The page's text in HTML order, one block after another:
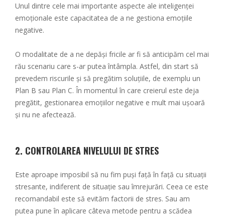
Unul dintre cele mai importante aspecte ale inteligenței
emoționale este capacitatea de a ne gestiona emoțiile
negative.
O modalitate de a ne depăși fricile ar fi să anticipăm cel mai
rău scenariu care s-ar putea întâmpla. Astfel, din start să
prevedem riscurile și să pregătim soluțiile, de exemplu un
Plan B sau Plan C. În momentul în care creierul este deja
pregătit, gestionarea emoțiilor negative e mult mai ușoară
și nu ne afectează.
2. CONTROLAREA NIVELULUI DE STRES
Este aproape imposibil să nu fim puși față în față cu situații
stresante, indiferent de situație sau îmrejurări. Ceea ce este
recomandabil este să evităm factorii de stres. Sau am
putea pune în aplicare câteva metode pentru a scădea